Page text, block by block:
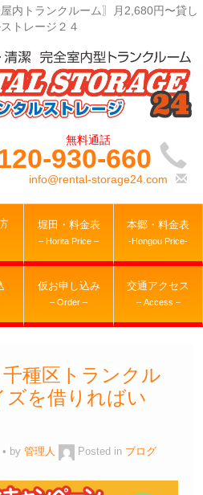
内トランクルーム〗月2,680円〜貸し
トレージ２４
930-660
info@rental-storage24.com
堀田・料金表
– Horita Price –
本郷・料金表
-Hongou Price-
仮お申し込み
– Order –
交通アクセス
– Access –
種区トランクル
ズを借りればい
by 管理人 Posted in ブログ